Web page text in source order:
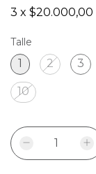
3 x $20.000,00
Talle
1 2 3
10